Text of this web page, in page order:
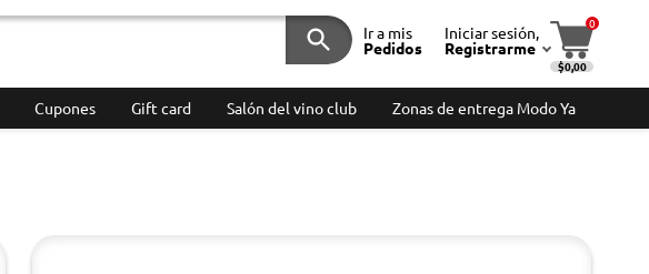
Ir a mis
Pedidos
Iniciar sesión,
Registrarme
0
$0,00
Cupones Gift card Salón del vino club Zonas de entrega Modo Ya